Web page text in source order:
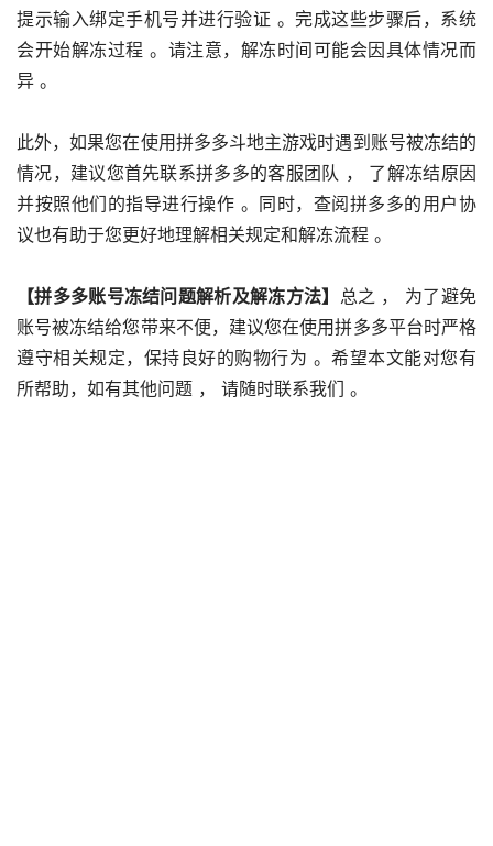
提示输入绑定手机号并进行验证 。完成这些步骤后，系统
会开始解冻过程 。请注意，解冻时间可能会因具体情况而
异 。
此外，如果您在使用拼多多斗地主游戏时遇到账号被冻结的
情况，建议您首先联系拼多多的客服团队 ， 了解冻结原因
并按照他们的指导进行操作 。同时，查阅拼多多的用户协
议也有助于您更好地理解相关规定和解冻流程 。
【拼多多账号冻结问题解析及解冻方法】 总之 ， 为了避免
账号被冻结给您带来不便，建议您在使用拼多多平台时严格
遵守相关规定，保持良好的购物行为 。希望本文能对您有
所帮助，如有其他问题 ， 请随时联系我们 。